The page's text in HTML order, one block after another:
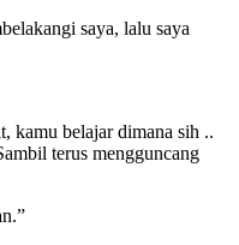
saya, lalu saya
kamu belajar dimana sih ..
terus mengguncang